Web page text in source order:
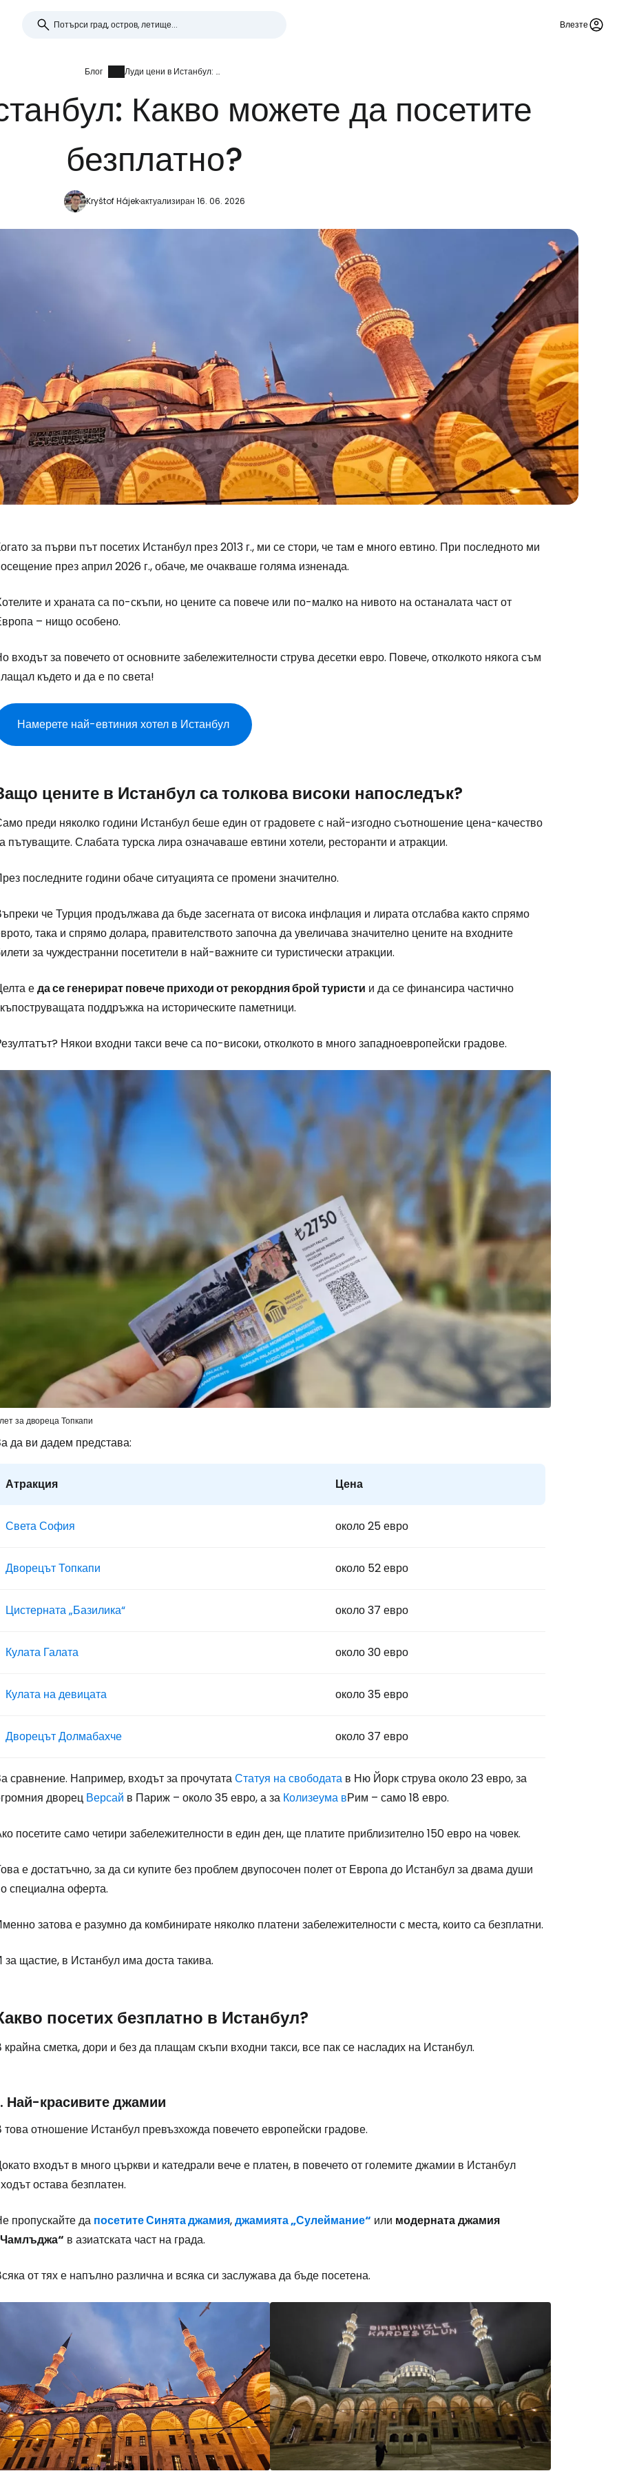
Влезте
Блог Луди цени в Истанбул: Какво можете да посетите безплатно?
Какво можете да посетите
безплатно?
Kryštof Hájekактуализиран 16. 06. 2026
за първи път посетих Истанбул през 2013 г., ми се стори, че там е много евтино. При последното ми
през април 2026 г., обаче, ме очакваше голяма изненада.
и храната са по-скъпи, но цените са повече или по-малко на нивото на останалата част от
– нищо особено.
входът за повечето от основните забележителности струва десетки евро. Повече, отколкото някога съм
където и да е по света!
Намерете най-евтиния хотел в Истанбул
цените в Истанбул са толкова високи напоследък?
преди няколко години Истанбул беше един от градовете с най-изгодно съотношение цена-качество
пътуващите. Слабата турска лира означаваше евтини хотели, ресторанти и атракции.
последните години обаче ситуацията се промени значително.
че Турция продължава да бъде засегната от висока инфлация и лирата отслабва както спрямо
така и спрямо долара, правителството започна да увеличава значително цените на входните
за чуждестранни посетители в най-важните си туристически атракции.
еда се генерират повече приходи от рекордния брой туристи и да се финансира частично
поддръжка на историческите паметници.
Някои входни такси вече са по-високи, отколкото в много западноевропейски градове.
за двореца Топкапи
да ви дадем представа:
Атракция Цена
Света София около 25 евро
Дворецът Топкапи около 52 евро
Цистерната „Базилика“ около 37 евро
Кулата Галата около 30 евро
Кулата на девицата около 35 евро
Дворецът Долмабахче около 37 евро
сравнение. Например, входът за прочутатаСтатуя на свободата в Ню Йорк струва около 23 евро, за
дворец Версай в Париж – около 35 евро, а за Колизеума вРим – само 18 евро.
посетите само четири забележителности в един ден, ще платите приблизително 150 евро на човек.
е достатъчно, за да си купите без проблем двупосочен полет от Европа до Истанбул за двама души
специална оферта.
затова е разумно да комбинирате няколко платени забележителности с места, които са безплатни.
за щастие, в Истанбул има доста такива.
посетих безплатно в Истанбул?
крайна сметка, дори и без да плащам скъпи входни такси, все пак се насладих на Истанбул.
Най-красивите джамии
това отношение Истанбул превъзхожда повечето европейски градове.
входът в много църкви и катедрали вече е платен, в повечето от големите джамии в Истанбул
остава безплатен.
пропускайте да посетите Синята джамия,джамията „Сулеймание“ или модернатаджамия
в азиатската част на града.
от тях е напълно различна и всяка си заслужава да бъде посетена.
Влезте в Cestee
... световната общност на туристите
Продължете с Google
Продължете с имейл